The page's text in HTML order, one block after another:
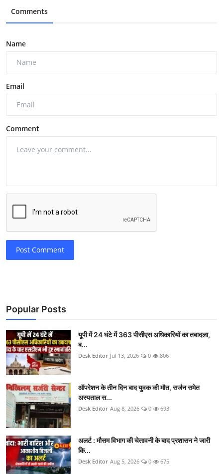
Comments
Name
Email
Comment
Post Comment
Popular Posts
यूपी में 24 घंटे में 363 पीसीएस अधिकारियों का तबादला,
ब...
Desk Editor Jul 13, 2026 0 806
ऑपरेशन के तीन दिन बाद युवक की मौत, सर्जन समेत
अस्पताल स...
Desk Editor Aug 8, 2026 0 693
अलर्ट : मौसम विभाग की चेतावनी के बाद प्रशासन ने जारी
कि...
Desk Editor Aug 5, 2026 0 675